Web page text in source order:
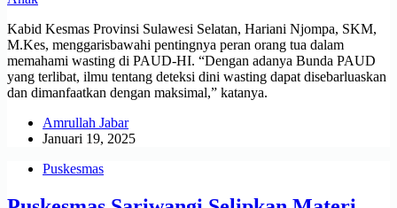
Kabid Kesmas Provinsi Sulawesi Selatan, Hariani Njompa, SKM,
M.Kes, menggarisbawahi pentingnya peran orang tua dalam
memahami wasting di PAUD-HI. “Dengan adanya Bunda PAUD
yang terlibat, ilmu tentang deteksi dini wasting dapat disebarluaskan
dan dimanfaatkan dengan maksimal,” katanya.
Amrullah Jabar
Januari 19, 2025
Puskesmas